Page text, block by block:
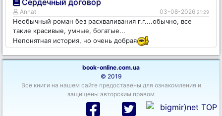
Сердечный договор
Annat 03-08-2026 21:29
Необычный роман без расхваливания г.г....обычно, все
такие красивые, умные, богатые...
Непонятная история, но очень добрая
book-online.com.ua
© 2019
Все книги на нашем сайте предоставены для ознакомления и
защищены авторским правом